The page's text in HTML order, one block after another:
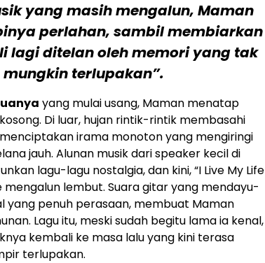
yang masih mengalun, Maman
perlahan, sambil membiarkan
lagi ditelan oleh memori yang tak
mungkin terlupakan”.
yang mulai usang, Maman menatap
Di luar, hujan rintik-rintik membasahi
irama monoton yang mengiringi
jauh. Alunan musik dari speaker kecil di
lagu-lagu nostalgia, dan kini, “I Live My Life
mengalun lembut. Suara gitar yang mendayu-
yang penuh perasaan, membuat Maman
Lagu itu, meski sudah begitu lama ia kenal,
kembali ke masa lalu yang kini terasa
terlupakan.